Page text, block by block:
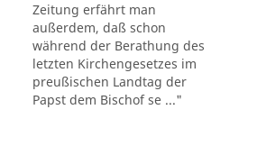
Zeitung erfährt man
außerdem, daß schon
während der Berathung des
letzten Kirchengesetzes im
preußischen Landtag der
Papst dem Bischof se ..."